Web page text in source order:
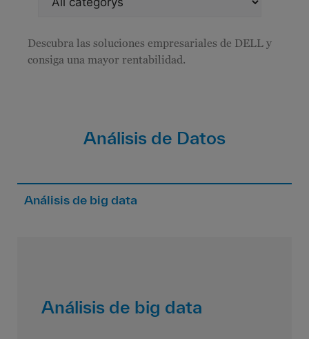
Descubra las soluciones empresariales de DELL y
consiga una mayor rentabilidad.
Análisis de Datos
Análisis de big data
Análisis de big data